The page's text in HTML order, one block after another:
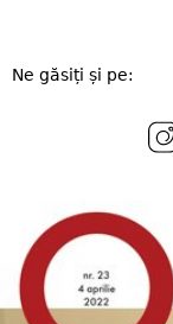
Ne găsiți și pe: